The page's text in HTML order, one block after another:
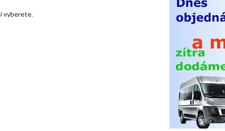
vyberete.